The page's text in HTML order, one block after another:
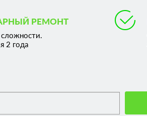
РЕМОНТ
2 года